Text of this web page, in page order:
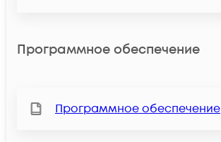
Программное обеспечение
Программное обеспечение